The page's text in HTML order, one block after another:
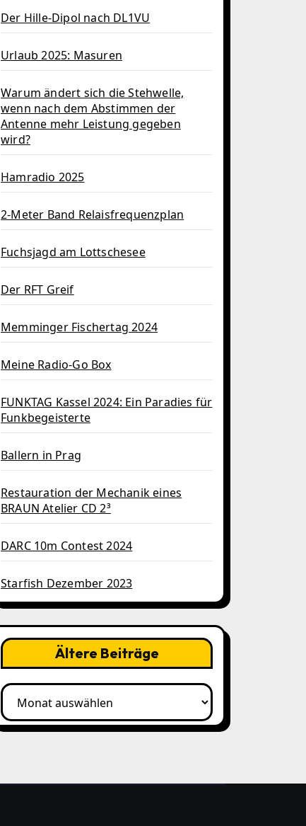
Der Hille-Dipol nach DL1VU
Urlaub 2025: Masuren
Warum ändert sich die Stehwelle,
wenn nach dem Abstimmen der
Antenne mehr Leistung gegeben
wird?
Hamradio 2025
2-Meter Band Relaisfrequenzplan
Fuchsjagd am Lottschesee
Der RFT Greif
Memminger Fischertag 2024
Meine Radio-Go Box
FUNKTAG Kassel 2024: Ein Paradies für
Funkbegeisterte
Ballern in Prag
Restauration der Mechanik eines
BRAUN Atelier CD 2³
DARC 10m Contest 2024
Starfish Dezember 2023
Ältere Beiträge
Ältere
Beiträge